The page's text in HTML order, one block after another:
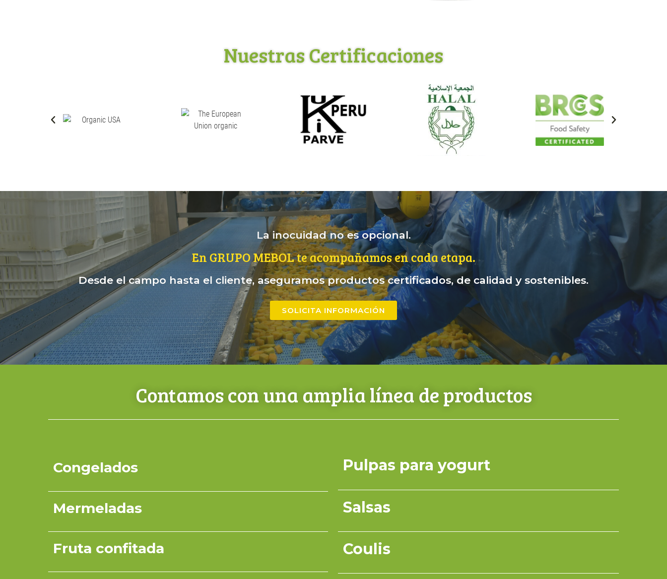
Nuestras Certificaciones
La inocuidad no es opcional.
En GRUPO MEBOL te acompañamos en cada etapa.
Desde el campo hasta el cliente, aseguramos productos certificados, de calidad y sostenibles.
SOLICITA INFORMACIÓN
Contamos con una amplia línea de productos
Congelados
Mermeladas
Fruta confitada
Pulpas para yogurt
Salsas
Coulis